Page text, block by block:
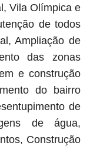
Vila Olímpica e
de todos
Ampliação de
das zonas
e construção
do bairro
de
de água,
Construção